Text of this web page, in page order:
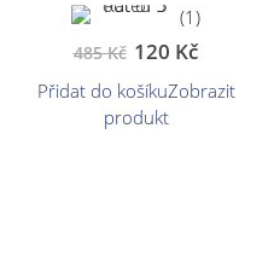
(1)
485Kč 120 Kč
Přidat do košíkuZobrazit
produkt